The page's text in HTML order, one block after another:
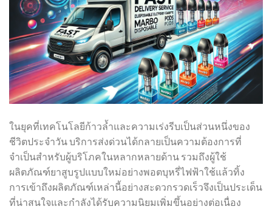
ในยุคที่เทคโนโลยีก้าวล้ำและความเร่งรีบเป็นส่วนหนึ่งของ
ชีวิตประจำวัน บริการส่งด่วนได้กลายเป็นความต้องการที่
จำเป็นสำหรับผู้บริโภคในหลากหลายด้าน รวมถึงผู้ใช้
ผลิตภัณฑ์ยาสูบรูปแบบใหม่อย่างพอตบุหรี่ไฟฟ้าใช้แล้วทิ้ง
การเข้าถึงผลิตภัณฑ์เหล่านี้อย่างสะดวกรวดเร็วจึงเป็นประเด็น
ที่น่าสนใจและกำลังได้รับความนิยมเพิ่มขึ้นอย่างต่อเนื่อง